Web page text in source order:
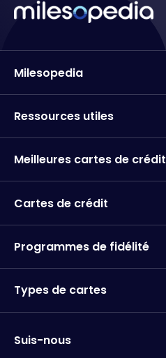
Milesopedia
Ressources utiles
Meilleures cartes de crédit
Cartes de crédit
Programmes de fidélité
Types de cartes
Suis-nous